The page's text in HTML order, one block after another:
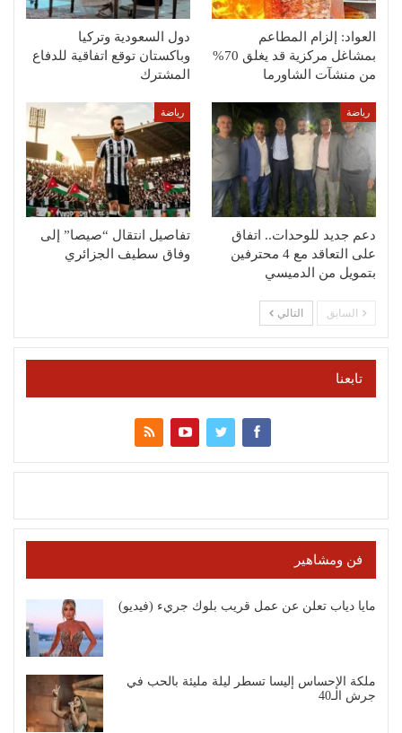
العواد: إلزام المطاعم
بمشاغل مركزية قد يغلق 70%
من منشآت الشاورما
دول السعودية وتركيا
وباكستان توقع اتفاقية للدفاع
المشترك
رياضة
دعم جديد للوحدات.. اتفاق
على التعاقد مع 4 محترفين
بتمويل من الدميسي
رياضة
تفاصيل انتقال “صيصا” إلى
وفاق سطيف الجزائري
السابق التالي
تابعنا
فن ومشاهير
مايا دياب تعلن عن عمل قريب بلوك جريء (فيديو)
ملكة الإحساس إليسا تسطر ليلة مليئة بالحب في
جرش الـ40